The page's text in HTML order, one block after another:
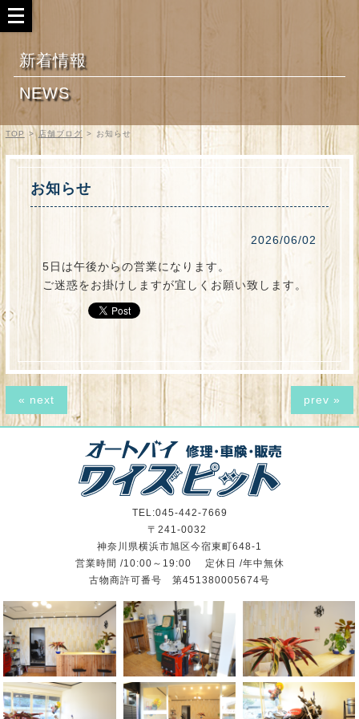
新着情報
NEWS
TOP > 店舗ブログ > お知らせ
お知らせ
2026/06/02
5日は午後からの営業になります。
ご迷惑をお掛けしますが宜しくお願い致します。
« next prev »
TEL:045-442-7669
〒241-0032
神奈川県横浜市旭区今宿東町648-1
営業時間 /10:00～19:00 定休日 /年中無休
古物商許可番号 第451380005674号